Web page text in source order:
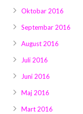
Oktobar 2016
Septembar 2016
August 2016
Juli 2016
Juni 2016
Maj 2016
Mart 2016